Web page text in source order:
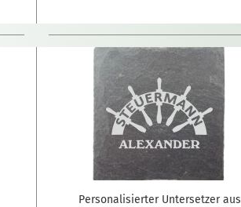
Personalisierter Untersetzer aus